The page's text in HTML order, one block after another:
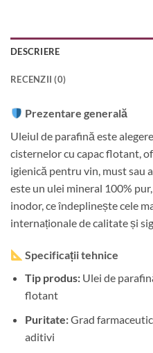
DESCRIERE
RECENZII (0)
Prezentare generală
Uleiul de parafină este
cisternelor cu capac flotant,
igienică pentru vin, must sau
este un ulei mineral 100%
inodor, ce îndeplinește cele
internaționale de calitate și
Specificații tehnice
Tip produs:Ulei de
flotant
Puritate:Grad
aditivi